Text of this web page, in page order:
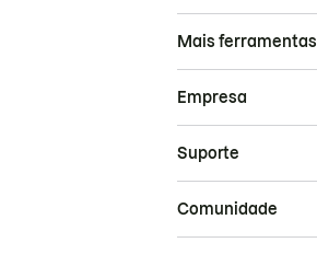
Mais ferramentas
Empresa
Suporte
Comunidade